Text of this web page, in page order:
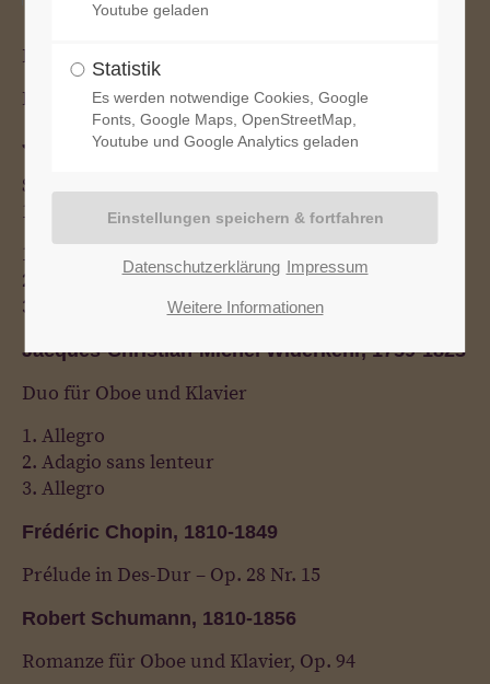
Luise Baumgartl | Oboe & Barockoboe
Mio Hanßmann | Flügel & Cembalo
Johann Sebastian Bach, 1685-1750
Sonate für Oboe und Cembalo in g-Moll – bwv
1030b
1. Ohne Bezeichnung
2. Siciliano
3. Pesto
Jacques-Christian-Michel Widerkehr, 1759-1823
Duo für Oboe und Klavier
1. Allegro
2. Adagio sans lenteur
3. Allegro
Frédéric Chopin, 1810-1849
Prélude in Des-Dur – Op. 28 Nr. 15
Robert Schumann, 1810-1856
Romanze für Oboe und Klavier, Op. 94
Youtube geladen
Statistik
Es werden notwendige Cookies, Google
Fonts, Google Maps, OpenStreetMap,
Youtube und Google Analytics geladen
Datenschutzerklärung Impressum
Weitere Informationen